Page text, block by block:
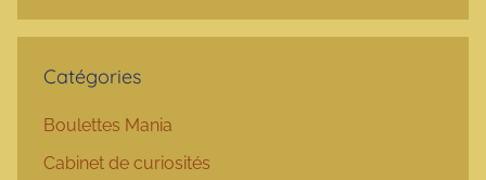
Catégories
Boulettes Mania
Cabinet de curiosités